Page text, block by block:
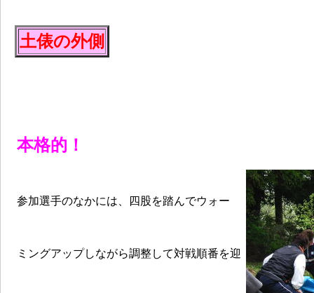
土俵の外側
本格的！
参加選手のなかには、四股を踏んでウォー
ミングアップしながら調整して対戦順番を迎